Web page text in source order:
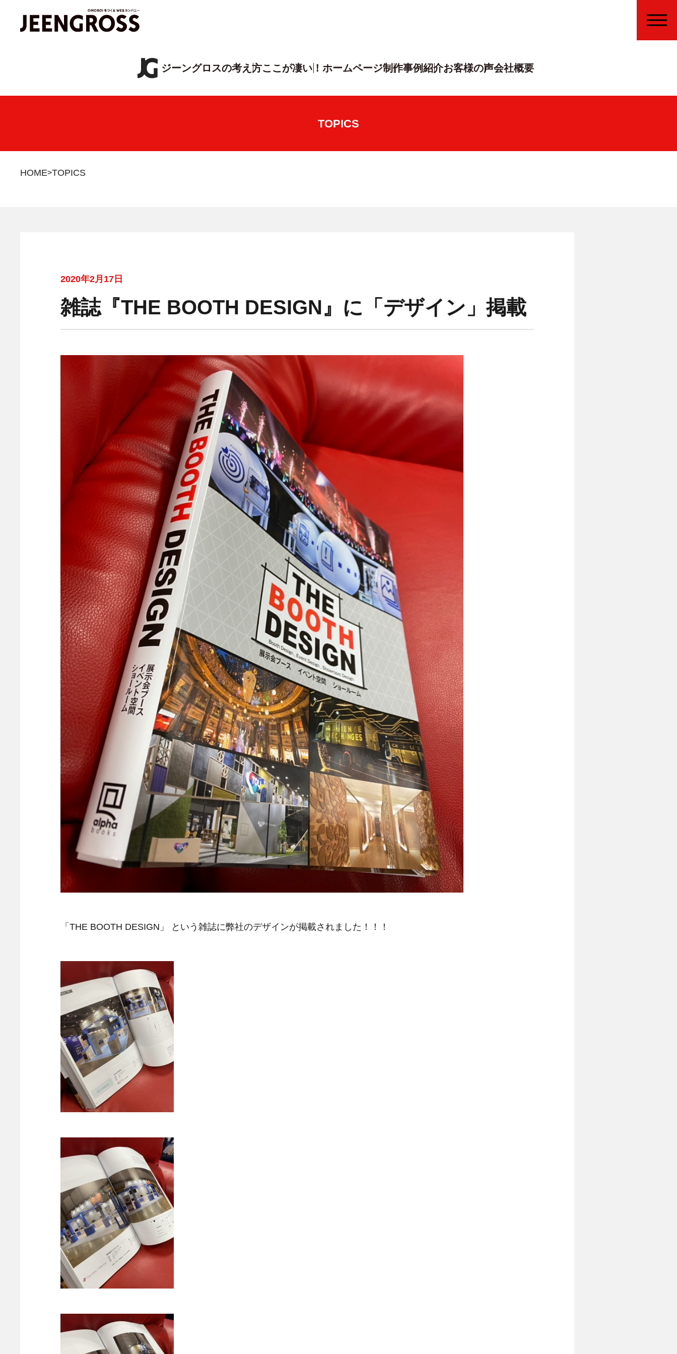
ジーングロスの考え方ここが凄い！ ホームページ制作事例紹介お客様の声会社概要
TOPICS
HOME TOPICS
2020年2月17日
雑誌『THE BOOTH DESIGN』に「デザイン」掲載
「THE BOOTH DESIGN」 という雑誌に弊社のデザインが掲載されました！！！
MENU